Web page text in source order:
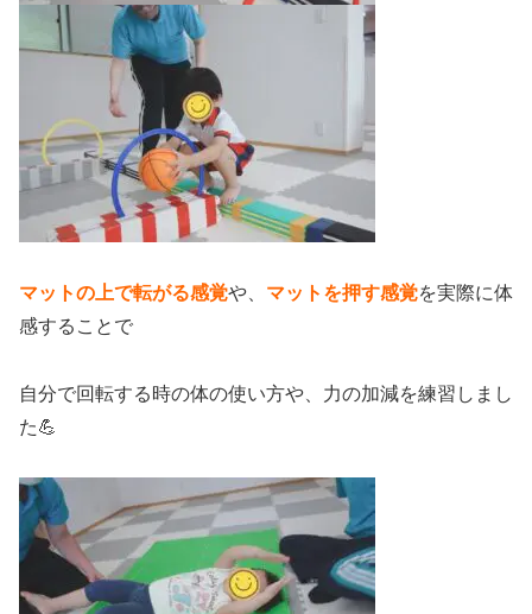
マットの上で転がる感覚や、 マットを押す感覚を実際に体
感することで
自分で回転する時の体の使い方や、力の加減を練習しまし
た💪